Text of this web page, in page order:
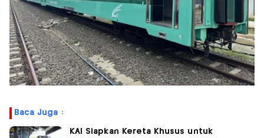
Baca Juga :
KAI Siapkan Kereta Khusus untuk